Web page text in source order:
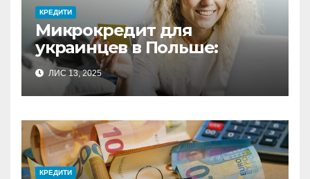
КРЕДИТИ
Микрокредит для
украинцев в Польше:
полное руководство по
выбору оптимального
решения
ЛИС 13, 2025
КРЕДИТИ